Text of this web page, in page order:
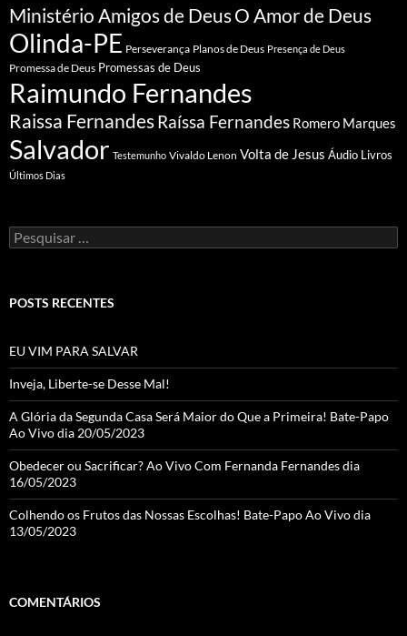
Ministério Amigos de DeusO Amor de Deus
Olinda-PE Perseverança Planos de Deus Presença de Deus
Promessa de Deus Promessas de Deus
Raimundo Fernandes
Raissa FernandesRaíssa Fernandes Romero Marques
Salvador Testemunho Vivaldo Lenon Volta de Jesus Áudio Livros
Últimos Dias
Pesquisar
por:
POSTS RECENTES
EU VIM PARA SALVAR
Inveja, Liberte-se Desse Mal!
A Glória da Segunda Casa Será Maior do Que a Primeira! Bate-Papo
Ao Vivo dia 20/05/2023
Obedecer ou Sacrificar? Ao Vivo Com Fernanda Fernandes dia
16/05/2023
Colhendo os Frutos das Nossas Escolhas! Bate-Papo Ao Vivo dia
13/05/2023
COMENTÁRIOS